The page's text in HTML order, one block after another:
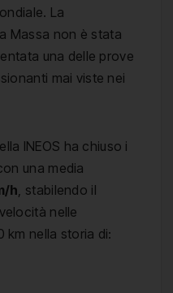
La
Massa non è stata
una delle prove
mai viste nei
INEOS ha chiuso i
una media
h, stabilendo il
nelle
km nella storia di: